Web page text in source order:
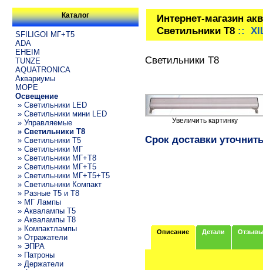
Каталог
SFILIGOI МГ+Т5
ADA
EHEIM
TUNZE
AQUATRONICA
Аквариумы
МОРЕ
Освещение
» Светильники LED
» Светильники мини LED
» Управляемые
» Светильники T8
» Светильники T5
» Светильники МГ
» Светильники МГ+T8
» Светильники МГ+T5
» Светильники МГ+T5+T5
» Светильники Компакт
» Разные T5 и T8
» МГ Лампы
» Аквалампы T5
» Аквалампы T8
» Компактлампы
» Отражатели
» ЭПРА
» Патроны
» Держатели
Интернет-магазин
Светильники T8::
Светильники T8
Увеличить картинку
Срок доставки уточнить
Описание Детали Отзывы